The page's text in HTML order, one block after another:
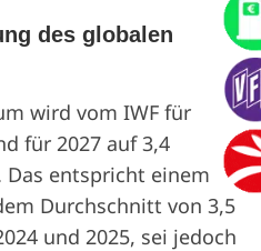
des globalen
wird vom IWF für
für 2027 auf 3,4
entspricht einem
Durchschnitt von 3,5
und 2025, sei jedoch